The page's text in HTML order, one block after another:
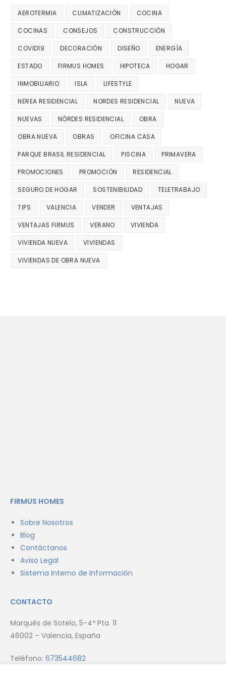
AEROTERMIA CLIMATIZACIÓN COCINA
COCINAS CONSEJOS CONSTRUCCIÓN
COVID19 DECORACIÓN DISEÑO ENERGÍA
ESTADO FIRMUS HOMES HIPOTECA HOGAR
INMOBILIARIO ISLA LIFESTYLE
NEREA RESIDENCIAL NORDES RESIDENCIAL NUEVA
NUEVAS NÔRDES RESIDENCIAL OBRA
OBRA NUEVA OBRAS OFICINA CASA
PARQUE BRASIL RESIDENCIAL PISCINA PRIMAVERA
PROMOCIONES PROMOCIÓN RESIDENCIAL
SEGURO DE HOGAR SOSTENIBILIDAD TELETRABAJO
TIPS VALENCIA VENDER VENTAJAS
VENTAJAS FIRMUS VERANO VIVIENDA
VIVIENDA NUEVA VIVIENDAS
VIVIENDAS DE OBRA NUEVA
FIRMUS HOMES
Sobre Nosotros
Blog
Contáctanos
Aviso Legal
Sistema Interno de Información
CONTACTO
Marqués de Sotelo, 5-4º Pta. 11
46002 – Valencia, España
Teléfono: 673544682